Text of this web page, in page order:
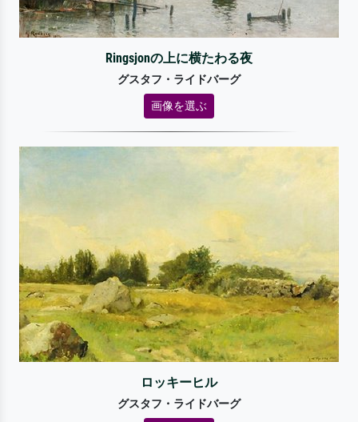
Ringsjonの上に横たわる夜
グスタフ・ライドバーグ
画像を選ぶ
ロッキーヒル
グスタフ・ライドバーグ